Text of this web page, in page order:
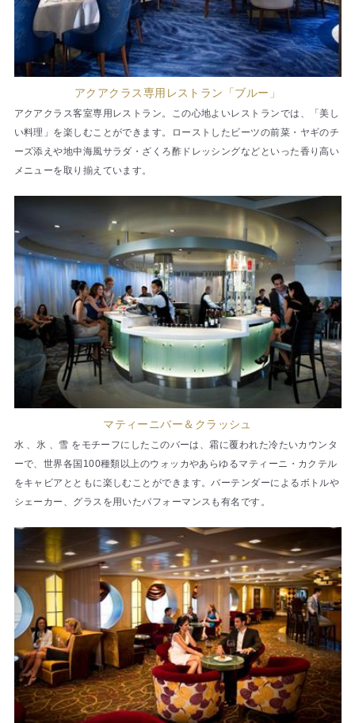
アクアクラス専用レストラン「ブルー」
アクアクラス客室専用レストラン。この心地よいレストランでは、「美し
い料理」を楽しむことができます。ローストしたビーツの前菜・ヤギのチ
ーズ添えや地中海風サラダ・ざくろ酢ドレッシングなどといった香り高い
メニューを取り揃えています。
マティーニバー＆クラッシュ
水 、氷 、雪 をモチーフにしたこのバーは、霜に覆われた冷たいカウンタ
ーで、世界各国100種類以上のウォッカやあらゆるマティーニ・カクテル
をキャビアとともに楽しむことができます。バーテンダーによるボトルや
シェーカー、グラスを用いたパフォーマンスも有名です。